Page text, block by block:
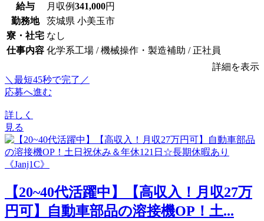
給与 月収例341,000円
勤務地
茨城県 小美玉市
寮・社宅 なし
仕事内容 化学系工場 / 機械操作・製造補助 / 正社員
詳細を表示
＼最短45秒で完了／
応募へ進む
詳しく
見る
【20~40代活躍中】【高収入！月収27万
円可】自動車部品の溶接機OP！土...